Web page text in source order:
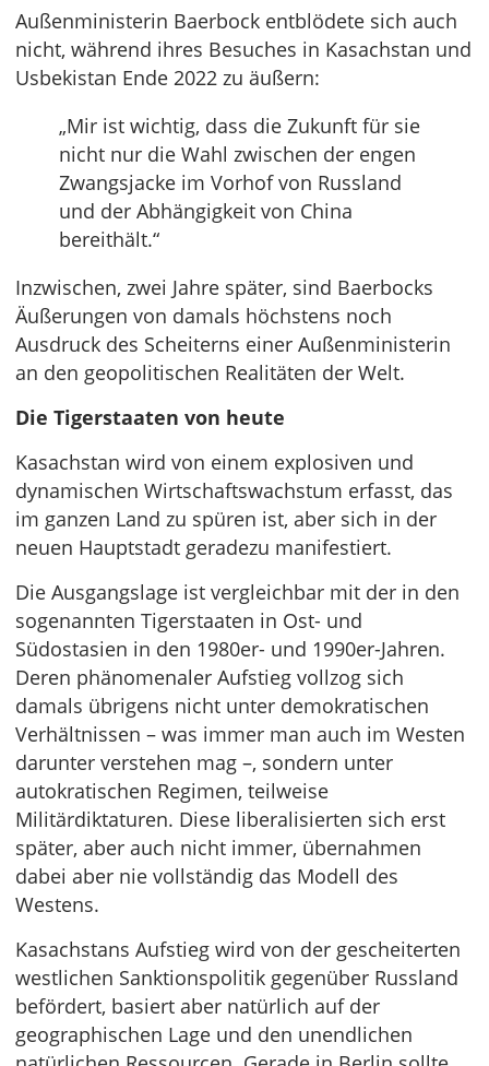
Außenministerin Baerbock entblödete sich auch
nicht, während ihres Besuches in Kasachstan und
Usbekistan Ende 2022 zu äußern:
„Mir ist wichtig, dass die Zukunft für sie
nicht nur die Wahl zwischen der engen
Zwangsjacke im Vorhof von Russland
und der Abhängigkeit von China
bereithält.“
Inzwischen, zwei Jahre später, sind Baerbocks
Äußerungen von damals höchstens noch
Ausdruck des Scheiterns einer Außenministerin
an den geopolitischen Realitäten der Welt.
Die Tigerstaaten von heute
Kasachstan wird von einem explosiven und
dynamischen Wirtschaftswachstum erfasst, das
im ganzen Land zu spüren ist, aber sich in der
neuen Hauptstadt geradezu manifestiert.
Die Ausgangslage ist vergleichbar mit der in den
sogenannten Tigerstaaten in Ost- und
Südostasien in den 1980er- und 1990er-Jahren.
Deren phänomenaler Aufstieg vollzog sich
damals übrigens nicht unter demokratischen
Verhältnissen – was immer man auch im Westen
darunter verstehen mag –, sondern unter
autokratischen Regimen, teilweise
Militärdiktaturen. Diese liberalisierten sich erst
später, aber auch nicht immer, übernahmen
dabei aber nie vollständig das Modell des
Westens.
Kasachstans Aufstieg wird von der gescheiterten
westlichen Sanktionspolitik gegenüber Russland
befördert, basiert aber natürlich auf der
geographischen Lage und den unendlichen